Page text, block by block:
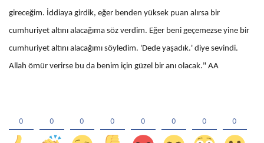
gireceğim. İddiaya girdik, eğer benden yüksek puan alırsa bir
cumhuriyet altını alacağıma söz verdim. Eğer beni geçemezse yine bir
cumhuriyet altını alacağımı söyledim. 'Dede yaşadık.' diye sevindi.
Allah ömür verirse bu da benim için güzel bir anı olacak." AA